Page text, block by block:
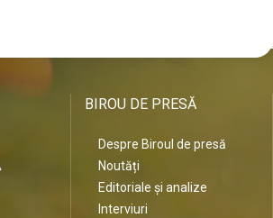
BIROU DE PRESĂ
Despre Biroul de presă
Noutăți
Editoriale și analize
Interviuri